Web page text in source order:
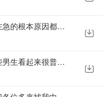
猫爵士直播连麦回放：现在急的根本原因都是底层能力的缺失260804
猫爵士公开课：为什么有些男生看起来很普通，但总能谈到漂亮的女朋友？